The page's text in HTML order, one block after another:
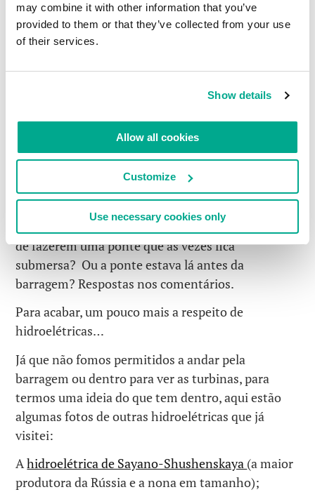
may combine it with other information that you’ve
provided to them or that they’ve collected from your use
of their services.
Show details
Allow all cookies
Customize
Use necessary cookies only
Ri bastante.
Ok, pessoal, mas quem advinha (ou sabe) o porquê
de fazerem uma ponte que às vezes fica
submersa? Ou a ponte estava lá antes da
barragem? Respostas nos comentários.
Para acabar, um pouco mais a respeito de
hidroelétricas…
Já que não fomos permitidos a andar pela
barragem ou dentro para ver as turbinas, para
termos uma ideia do que tem dentro, aqui estão
algumas fotos de outras hidroelétricas que já
visitei:
Ahidroelétrica de Sayano-Shushenskaya (a maior
produtora da Rússia e a nona em tamanho);